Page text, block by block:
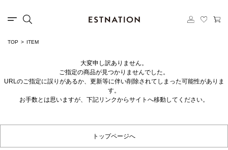
TOP ITEM
大変申し訳ありません。
ご指定の商品が見つかりませんでした。
URLのご指定に誤りがあるか、更新等に伴い削除されてしまった可能性がありま
す。
お手数とは思いますが、下記リンクからサイトへ移動してください。
トップページへ